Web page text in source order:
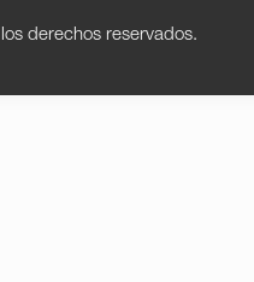
derechos reservados.